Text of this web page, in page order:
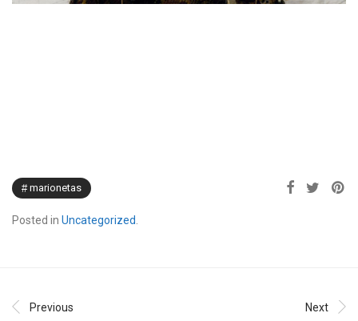
marionetas
Posted in Uncategorized
Previous Next